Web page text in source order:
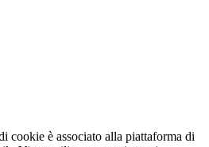
cookie è associato alla piattaforma di